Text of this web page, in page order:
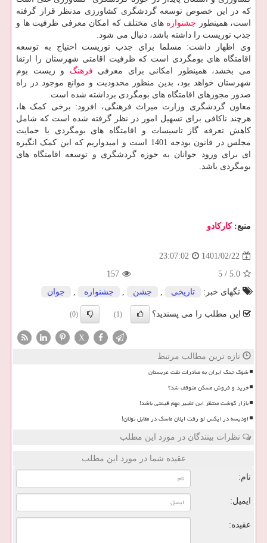
که در این خصوص توسعه گردشگری کشاورزی مدنظر قرار گرفته
است، همینطور جشنواره های مختلف که امکان معرفی ظرفیت ها و
جذب توریست را داشته باشد، دنبال می شود.
وی اظهار داشت: مسلما برای جذب توریست احتیاج به توسعه
اقامتگاه های بومگردی است که ظرفیت اقامتی شهرستان را ارتقا
می بخشد، همینطور امکانی برای معرفی فرهنگ و زیست بوم
شهرستان خواهد بود، بدین منظور محدودیت و موانع موجود در راه
صدور مجوزهای اقامتگاه های بومگردی برداشته شده است.
معاون گردشگری وزارت میراث فرهنگی، افزود: برخی کمک ها،
هرچند ناکافی برای تسهیل امور در نظر گرفته شده است که شامل
کاهش تعرفه گاز تاسیسات و اقامتگاه های بومگردی با حمایت
مجلس در قانون بودجه 1401 است و امیدواریم که این کمک انگیزه
ای برای ورود جوانان به حوزه گردشگری و توسعه اقامتگاه های
بومگردی باشد.
منبع:كاركادو
1401/02/22
23:07:02
5.0
/
5
157
تگهای خبر:
تاریخی , جشن , جشنواره , جوان
این مطلب را می پسندید؟ (1)
(0)
X
تازه ترین مطالب مرتبط
شوک جنگ ایران به صادرات نفت عربستان
خرید و فروش مسکن متوقف شد؟
بازار گوشت منتظر این تغییر مهم قیمتی باشد!
اودیسه در ایکس لو رفت ایلان ماسک در مقابل نولان!
نظرات بینندگان در مورد این مطلب
عقیده شما در مورد این مطلب
نام:
ایمیل:
عقیده: